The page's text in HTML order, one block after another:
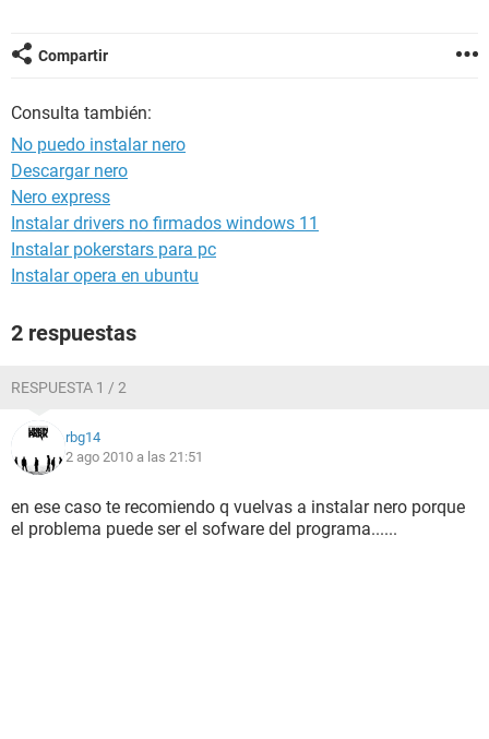
Compartir
Consulta también:
No puedo instalar nero
Descargar nero
Nero express
Instalar drivers no firmados windows 11
Instalar pokerstars para pc
Instalar opera en ubuntu
2 respuestas
RESPUESTA 1 / 2
rbg14
2 ago 2010 a las 21:51
en ese caso te recomiendo q vuelvas a instalar nero porque
el problema puede ser el sofware del programa......